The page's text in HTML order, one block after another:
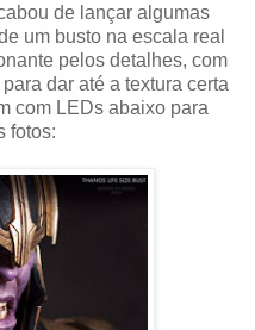
de lançar algumas
um busto na escala real
pelos detalhes, com
dar até a textura certa
com LEDs abaixo para
fotos: